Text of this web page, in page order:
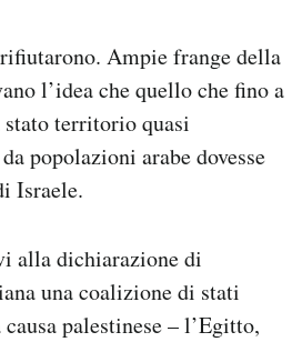
Ampie frange della
l’idea che quello che fino a
territorio quasi
popolazioni arabe dovesse
Israele.
alla dichiarazione di
una coalizione di stati
palestinese – l’Egitto,